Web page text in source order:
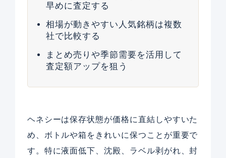
早めに査定する
相場が動きやすい人気銘柄は複数
社で比較する
まとめ売りや季節需要を活用して
査定額アップを狙う
ヘネシーは保存状態が価格に直結しやすいた
め、ボトルや箱をきれいに保つことが重要で
す。特に液面低下、沈殿、ラベル剥がれ、封